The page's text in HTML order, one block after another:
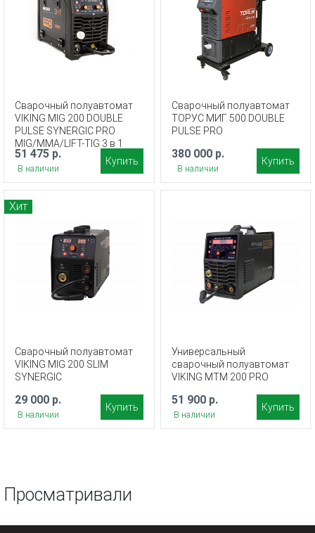
Сварочный полуавтомат
VIKING MIG 200 DOUBLE
PULSE SYNERGIC PRO
MIG/MMA/LIFT-TIG 3 в 1
51 475 р.
В наличии
Купить
Сварочный полуавтомат
ТОРУС МИГ 500 DOUBLE
PULSE PRO
380 000 р.
В наличии
Купить
Хит
Сварочный полуавтомат
VIKING MIG 200 SLIM
SYNERGIC
29 000 р.
В наличии
Купить
Универсальный
сварочный полуавтомат
VIKING MTM 200 PRO
51 900 р.
В наличии
Купить
Просматривали